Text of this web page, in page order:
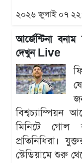
২০২৬ জুলাই ০৭
আর্জেন্টিনা
দেখুন Live
বিশ্বচ্যাম্পিয়ন
মিনিটে গোল
প্রতিনিধিরা।
স্টেডিয়ামে শুরু